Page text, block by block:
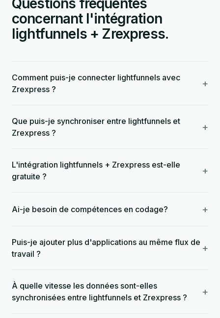
Questions fréquentes
concernant l'intégration
lightfunnels + Zrexpress.
Comment puis-je connecter lightfunnels avec
Zrexpress ?
+
Que puis-je synchroniser entre lightfunnels et
Zrexpress ?
+
L'intégration lightfunnels + Zrexpress est-elle
gratuite ?
+
Ai-je besoin de compétences en codage? +
Puis-je ajouter plus d'applications au même flux de
travail ?
+
À quelle vitesse les données sont-elles
synchronisées entre lightfunnels et Zrexpress ?
+